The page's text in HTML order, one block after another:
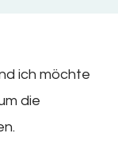
ich möchte
die